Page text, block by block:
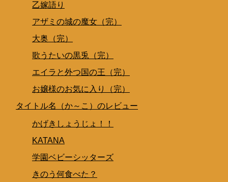
乙嫁語り
アザミの城の魔女（完）
大奥（完）
歌うたいの黒兎（完）
エイラと外つ国の王（完）
お嬢様のお気に入り（完）
タイトル名（か～こ）のレビュー
かげきしょうじょ！！
KATANA
学園ベビーシッターズ
きのう何食べた？